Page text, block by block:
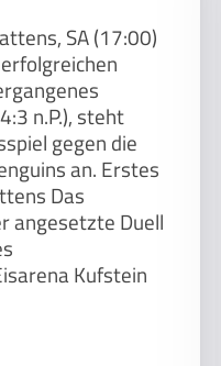
SA (17:00)
n.P.), steht
gegen die
an. Erstes
Das
angesetzte Duell
Kufstein